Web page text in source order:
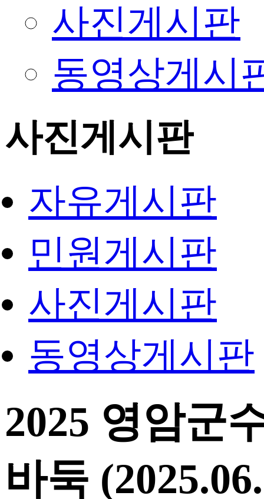
사진게시판
동영상게시
사진게시판
자유게시판
민원게시판
사진게시판
동영상게시판
2025 영암군
바둑